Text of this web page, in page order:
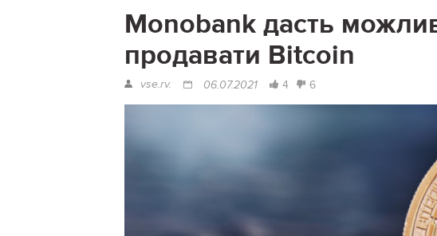
Monobank дасть
продавати Bitcoin
vse.rv. 06.07.2021 4 6